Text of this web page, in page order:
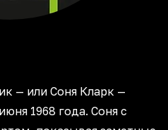
— или Соня Кларк —
1968 года. Соня с